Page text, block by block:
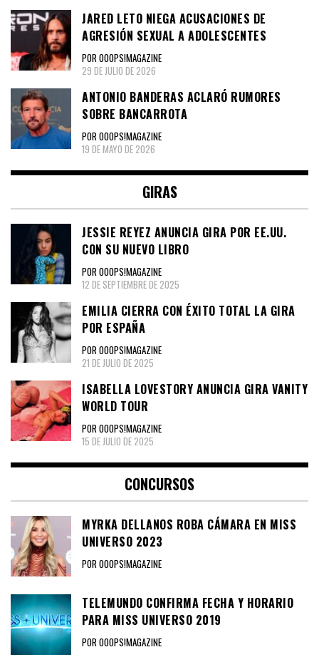
JARED LETO NIEGA ACUSACIONES DE
AGRESIÓN SEXUAL A ADOLESCENTES
POR OOOPS!MAGAZINE
29 DE JULIO DE 2026
ANTONIO BANDERAS ACLARÓ RUMORES
SOBRE BANCARROTA
POR OOOPS!MAGAZINE
19 DE MAYO DE 2026
GIRAS
JESSIE REYEZ ANUNCIA GIRA POR EE.UU.
CON SU NUEVO LIBRO
POR OOOPS!MAGAZINE
12 DE SEPTIEMBRE DE 2025
EMILIA CIERRA CON ÉXITO TOTAL LA GIRA
POR ESPAÑA
POR OOOPS!MAGAZINE
21 DE JULIO DE 2025
ISABELLA LOVESTORY ANUNCIA GIRA VANITY
WORLD TOUR
POR OOOPS!MAGAZINE
15 DE JULIO DE 2025
CONCURSOS
MYRKA DELLANOS ROBA CÁMARA EN MISS
UNIVERSO 2023
POR OOOPS!MAGAZINE
TELEMUNDO CONFIRMA FECHA Y HORARIO
PARA MISS UNIVERSO 2019
POR OOOPS!MAGAZINE